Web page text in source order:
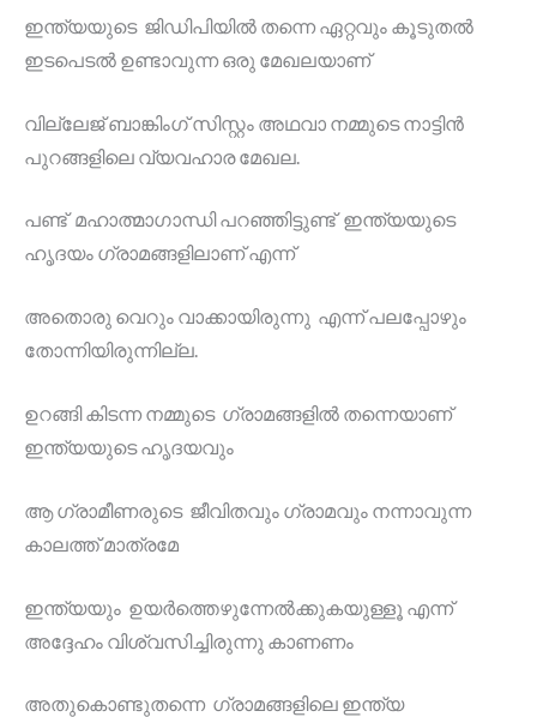
ഇന്ത്യയുടെ ജിഡിപിയിൽ തന്നെ ഏറ്റവും കൂടുതൽ
ഇടപെടൽ ഉണ്ടാവുന്ന ഒരു മേഖലയാണ്
വില്ലേജ് ബാങ്കിംഗ് സിസ്റ്റം അഥവാ നമ്മുടെ നാട്ടിൻ
പുറങ്ങളിലെ വ്യവഹാര മേഖല.
പണ്ട് മഹാത്മാഗാന്ധി പറഞ്ഞിട്ടുണ്ട് ഇന്ത്യയുടെ
ഹൃദയം ഗ്രാമങ്ങളിലാണ് എന്ന്
അതൊരു വെറും വാക്കായിരുന്നു എന്ന് പലപ്പോഴും
തോന്നിയിരുന്നില്ല.
ഉറങ്ങി കിടന്ന നമ്മുടെ ഗ്രാമങ്ങളിൽ തന്നെയാണ്
ഇന്ത്യയുടെ ഹൃദയവും
ആ ഗ്രാമീണരുടെ ജീവിതവും ഗ്രാമവും നന്നാവുന്ന
കാലത്ത് മാത്രമേ
ഇന്ത്യയും ഉയർത്തെഴുന്നേൽക്കുകയുള്ളൂ എന്ന്
അദ്ദേഹം വിശ്വസിച്ചിരുന്നു കാണണം
അതുകൊണ്ടുതന്നെ ഗ്രാമങ്ങളിലെ ഇന്ത്യ